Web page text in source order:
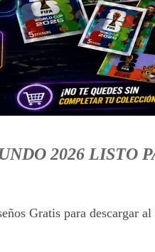
2026 LISTO
Gratis para descargar al